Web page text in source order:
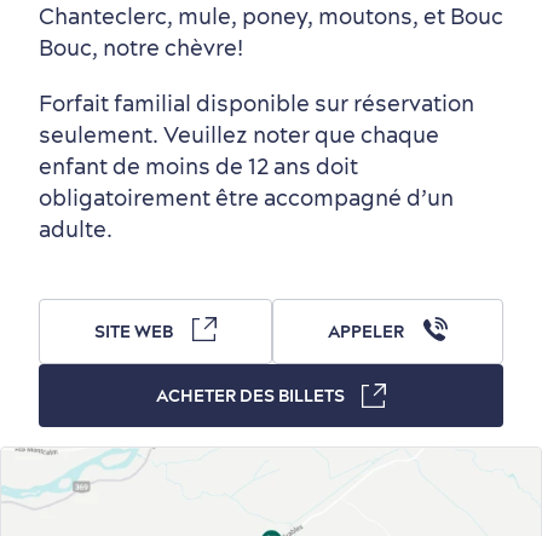
Autour du centre-ville
Périphérie de la ville
Activités en été
Activités en hiver
dans le Vieux-Québec
en famille
Hôtels écologiques
Centres de villégiature
Magazine Québec cité
Informations pratiques
Chanteclerc, mule, poney, moutons, et Bouc
Bouc, notre chèvre!
Forfait familial disponible sur réservation
seulement. Veuillez noter que chaque
enfant de moins de 12 ans doit
obligatoirement être accompagné d’un
adulte.
SITE WEB APPELER
ACHETER DES BILLETS